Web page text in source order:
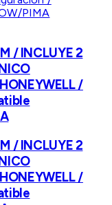
/ INCLUYE 2
/
/ INCLUYE 2
/